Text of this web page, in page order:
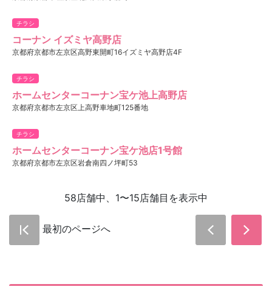
チラシ
コーナン イズミヤ高野店
京都府京都市左京区高野東開町16イズミヤ高野店4F
チラシ
ホームセンターコーナン宝ケ池上高野店
京都府京都市左京区上高野車地町125番地
チラシ
ホームセンターコーナン宝ケ池店1号館
京都府京都市左京区岩倉南四ノ坪町53
58店舗中、1〜15店舗目を表示中
最初のページへ